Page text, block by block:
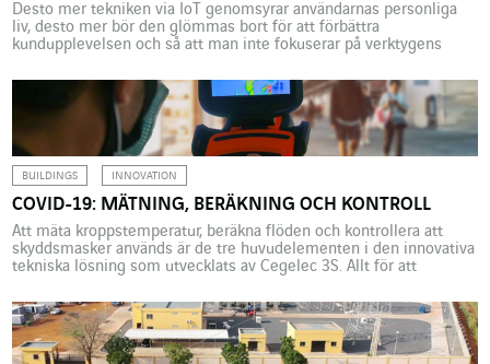
Desto mer tekniken via IoT genomsyrar användarnas personliga
liv, desto mer bör den glömmas bort för att förbättra
kundupplevelsen och så att man inte fokuserar på verktygens
Development Manager i Portugal, som förespråkar en “mjuk och
smärtfri” teknik för att påskynda dess acceptans. Tsunami. Ordet
är starkt […]
BUILDINGS INNOVATION
COVID-19: MÄTNING, BERÄKNING OCH KONTROLL
Att mäta kroppstemperatur, beräkna flöden och kontrollera att
skyddsmasker används är de tre huvudelementen i den innovativa
tekniska lösning som utvecklats av Cegelec 3S. Allt för att
människor som besöker offentliga anläggningar. Sedan våren 2020
har de vidtagna åtgärderna för att hålla fysisk distans flerdubblat
[…]